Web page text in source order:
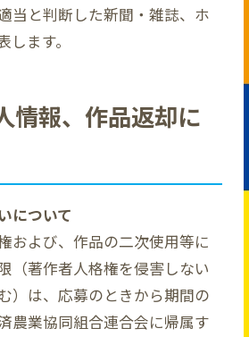
当と判断した新聞・雑誌、ホ
ます。
情報、作品返却に
について
および、作品の二次使用等に
（著作者人格権を侵害しない
）は、応募のときから期間の
農業協同組合連合会に帰属す